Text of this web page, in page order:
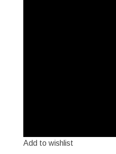
Add to wishlist